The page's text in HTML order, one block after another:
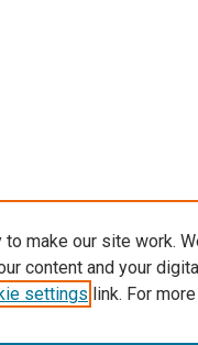
make our site work.
content and your
settings link. For